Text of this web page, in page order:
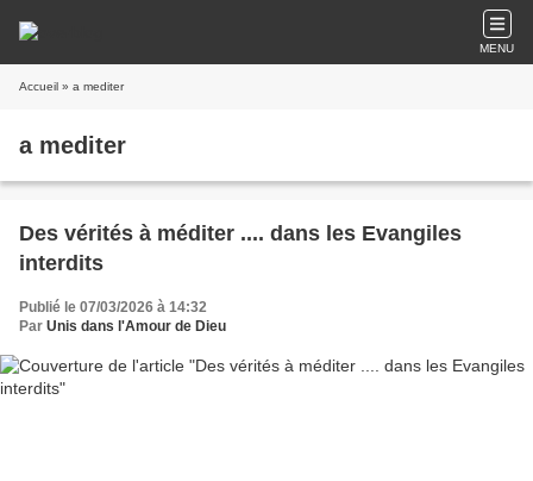
MENU
Accueil » a mediter
a mediter
Des vérités à méditer .... dans les Evangiles
interdits
Publié le 07/03/2026 à 14:32
Par Unis dans l'Amour de Dieu